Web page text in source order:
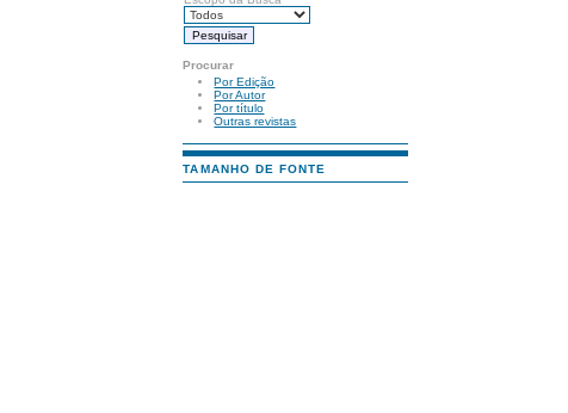
Procurar
Por Edição
Por Autor
Por título
Outras revistas
TAMANHO DE FONTE